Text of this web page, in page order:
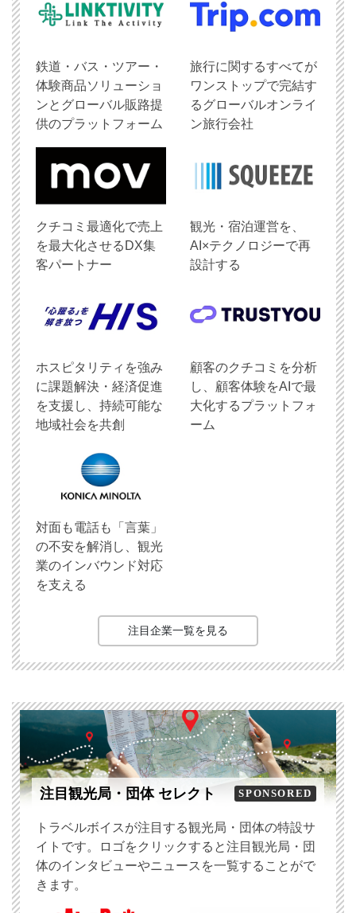
鉄道・バス・ツアー・
体験商品ソリューショ
ンとグローバル販路提
供のプラットフォーム
旅行に関するすべてが
ワンストップで完結す
るグローバルオンライ
ン旅行会社
クチコミ最適化で売上
を最大化させるDX集
客パートナー
観光・宿泊運営を、
AI×テクノロジーで再
設計する
ホスピタリティを強み
に課題解決・経済促進
を支援し、持続可能な
地域社会を共創
顧客のクチコミを分析
し、顧客体験をAIで最
大化するプラットフォ
ーム
対面も電話も「言葉」
の不安を解消し、観光
業のインバウンド対応
を支える
注目企業一覧を見る
注目観光局・団体 セレクト SPONSORED
トラベルボイスが注目する観光局・団体の特設サ
イトです。ロゴをクリックすると注目観光局・団
体のインタビューやニュースを一覧することがで
きます。